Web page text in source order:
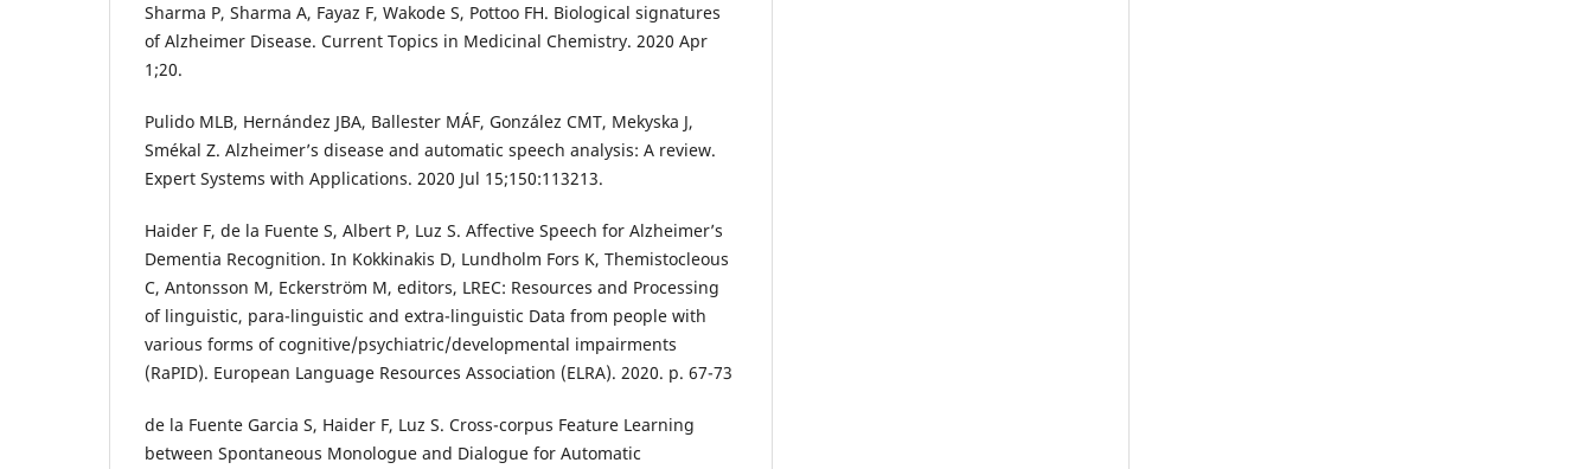
Sharma P, Sharma A, Fayaz F, Wakode S, Pottoo FH. Biological signatures
of Alzheimer Disease. Current Topics in Medicinal Chemistry. 2020 Apr
1;20.
Pulido MLB, Hernández JBA, Ballester MÁF, González CMT, Mekyska J,
Smékal Z. Alzheimer’s disease and automatic speech analysis: A review.
Expert Systems with Applications. 2020 Jul 15;150:113213.
Haider F, de la Fuente S, Albert P, Luz S. Affective Speech for Alzheimer’s
Dementia Recognition. In Kokkinakis D, Lundholm Fors K, Themistocleous
C, Antonsson M, Eckerström M, editors, LREC: Resources and Processing
of linguistic, para-linguistic and extra-linguistic Data from people with
various forms of cognitive/psychiatric/developmental impairments
(RaPID). European Language Resources Association (ELRA). 2020. p. 67-73
de la Fuente Garcia S, Haider F, Luz S. Cross-corpus Feature Learning
between Spontaneous Monologue and Dialogue for Automatic